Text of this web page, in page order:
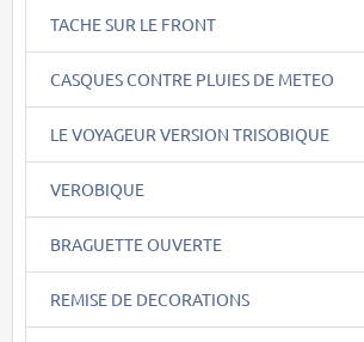
TACHE SUR LE FRONT
CASQUES CONTRE PLUIES DE METEO
LE VOYAGEUR VERSION TRISOBIQUE
VEROBIQUE
BRAGUETTE OUVERTE
REMISE DE DECORATIONS